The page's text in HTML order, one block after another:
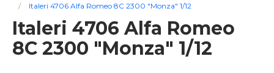
/
Italeri 4706 Alfa Romeo 8C 2300 "Monza" 1/12
Italeri 4706 Alfa Romeo
8C 2300 "Monza" 1/12